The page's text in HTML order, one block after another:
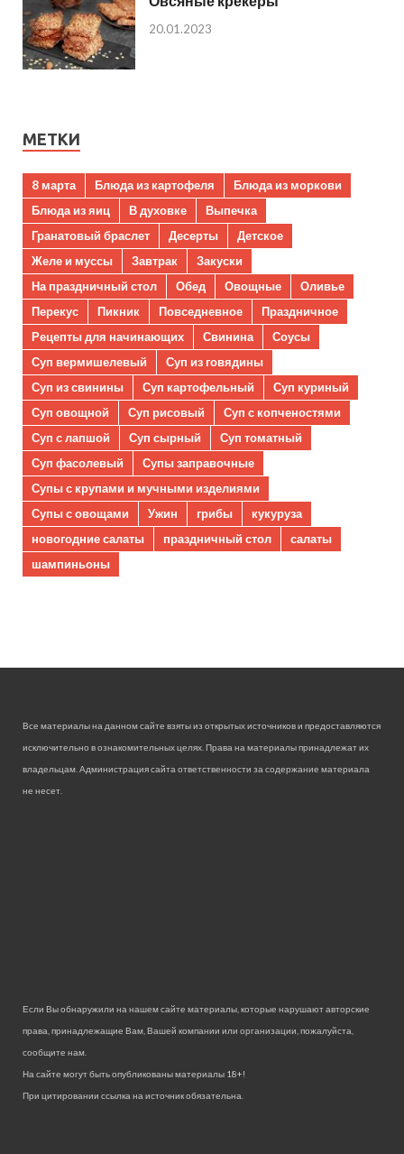
20.01.2023
МЕТКИ
8 марта Блюда из картофеля
Блюда из моркови
Блюда из яиц
В духовке
Выпечка
Гранатовый браслет
Десерты
Детское
Желе и муссы
Завтрак
Закуски
На праздничный стол
Обед Овощные
Оливье
Перекус
Пикник Повседневное
Праздничное
Рецепты для начинающих
Свинина
Соусы
Суп вермишелевый
Суп из говядины
Суп из свинины
Суп картофельный
Суп куриный
Суп овощной
Суп рисовый
Суп с копченостями
Суп с лапшой
Суп сырный
Суп томатный
Суп фасолевый
Супы заправочные
Супы с крупами и мучными изделиями
Супы с овощами
Ужин грибы
кукуруза
новогодние салаты
праздничный стол
салаты
шампиньоны
Все материалы на данном сайте взяты из открытых источников и предоставляются
исключительно в ознакомительных целях. Права на материалы принадлежат их
владельцам. Администрация сайта ответственности за содержание материала
не несет.
Если Вы обнаружили на нашем сайте материалы, которые нарушают авторские
права, принадлежащие Вам, Вашей компании или организации, пожалуйста,
сообщите нам.
На сайте могут быть опубликованы материалы 18+!
При цитировании ссылка на источник обязательна.